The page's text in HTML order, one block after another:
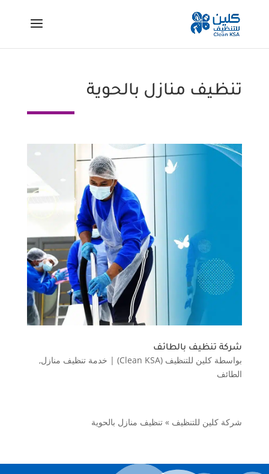
تنظيف منازل بالحوية
شركة تنظيف بالطائف
بواسطة كلين للتنظيف (Clean KSA) | خدمة تنظيف منازل,
الطائف
شركة كلين للتنظيف » تنظيف منازل بالحوية